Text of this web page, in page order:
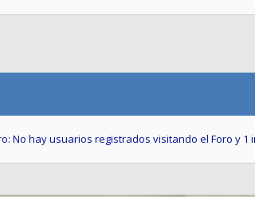
No hay usuarios registrados visitando el Foro y 1